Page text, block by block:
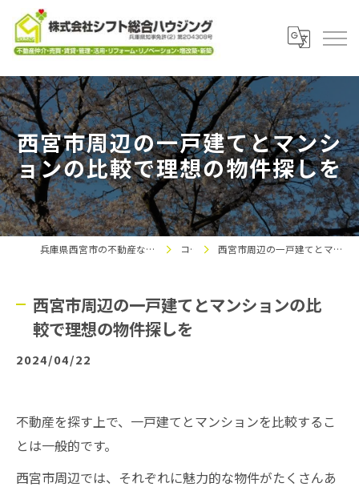
西宮市周辺の一戸建てとマンシ
ョンの比較で理想の物件探しを
兵庫県西宮市の不動産なら株式会社シフト総合ハウジング コラム 西宮市周辺の一戸建てとマンションの比較で理想の物件探しを
西宮市周辺の一戸建てとマンションの比
較で理想の物件探しを
2024/04/22
不動産を探す上で、一戸建てとマンションを比較するこ
とは一般的です。
西宮市周辺では、それぞれに魅力的な物件がたくさんあ